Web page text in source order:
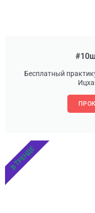
Бесплатный
В ТРЕНДЕ